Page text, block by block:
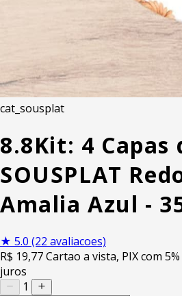
cat_sousplat
8.8Kit: 4 Capas
SOUSPLAT
Amalia Azul -
★ 5.0 (22 avaliacoes)
R$ 19,77Cartao a vista, PIX com
juros
1